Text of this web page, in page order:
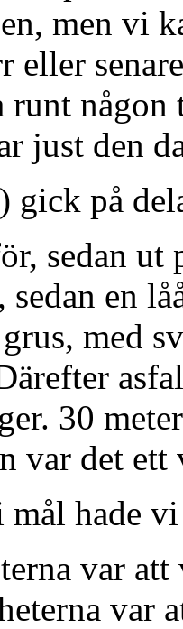
men vi
eller
någon
just den
gick på
sedan ut
en
med
30
var det
mål hade
var
var